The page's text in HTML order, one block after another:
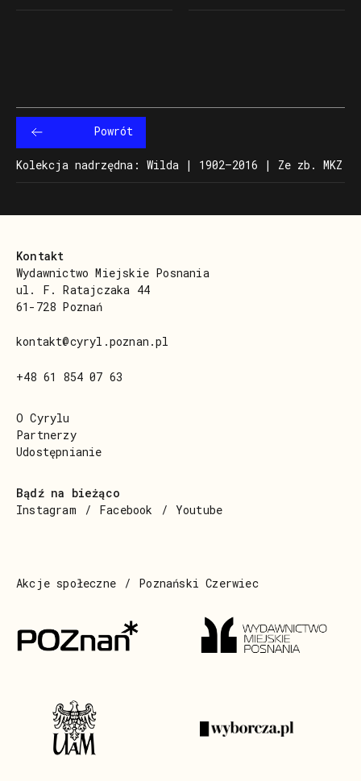
Powrót
Kolekcja nadrzędna: Wilda | 1902–2016 | Ze zb. MKZ
Kontakt
Wydawnictwo Miejskie Posnania
ul. F. Ratajczaka 44
61-728 Poznań
kontakt@cyryl.poznan.pl
+48 61 854 07 63
O Cyrylu
Partnerzy
Udostępnianie
Bądź na bieżąco
Instagram
Facebook Youtube
Akcje społeczne Poznański Czerwiec